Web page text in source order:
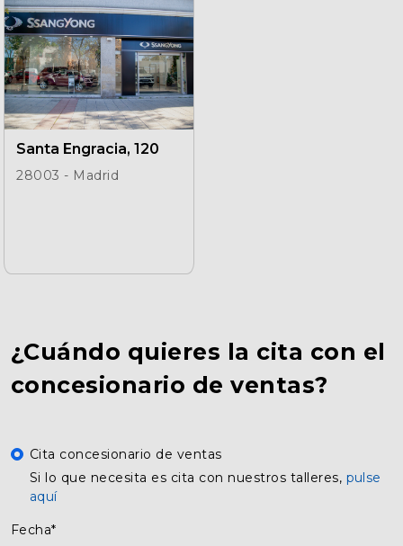
Santa Engracia, 120
28003 - Madrid
¿Cuándo quieres la cita con el
concesionario de ventas?
Cita concesionario de ventas
Si lo que necesita es cita con nuestros talleres, pulse
aquí
Fecha*